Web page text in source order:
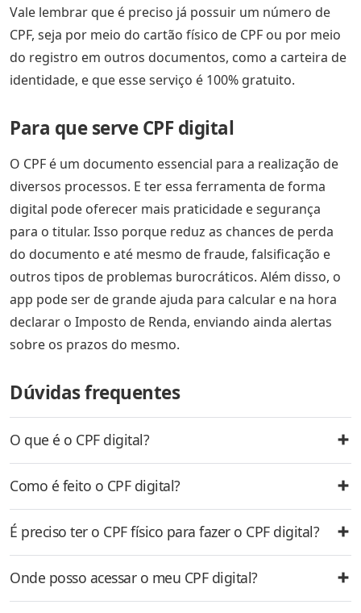
Vale lembrar que é preciso já possuir um número de
CPF, seja por meio do cartão físico de CPF ou por meio
do registro em outros documentos, como a carteira de
identidade, e que esse serviço é 100% gratuito.
Para que serve CPF digital
O CPF é um documento essencial para a realização de
diversos processos. E ter essa ferramenta de forma
digital pode oferecer mais praticidade e segurança
para o titular. Isso porque reduz as chances de perda
do documento e até mesmo de fraude, falsificação e
outros tipos de problemas burocráticos. Além disso, o
app pode ser de grande ajuda para calcular e na hora
declarar o Imposto de Renda, enviando ainda alertas
sobre os prazos do mesmo.
Dúvidas frequentes
O que é o CPF digital?
Como é feito o CPF digital?
É preciso ter o CPF físico para fazer o CPF digital?
Onde posso acessar o meu CPF digital?